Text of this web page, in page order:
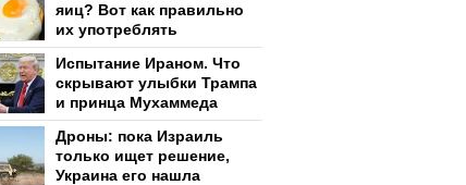
яиц? Вот как правильно
их употреблять
Испытание Ираном. Что
скрывают улыбки Трампа
и принца Мухаммеда
Дроны: пока Израиль
только ищет решение,
Украина его нашла